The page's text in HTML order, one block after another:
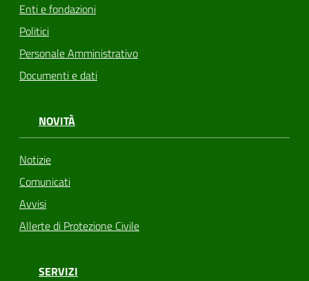
Enti e fondazioni
Politici
Personale Amministrativo
Documenti e dati
NOVITÀ
Notizie
Comunicati
Avvisi
Allerte di Protezione Civile
SERVIZI